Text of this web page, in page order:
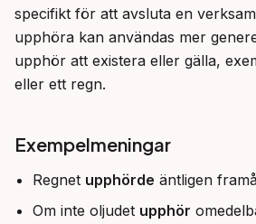
specifikt för att avsluta en
upphöra kan användas mer
upphör att existera eller gälla,
eller ett regn.
Exempelmeningar
Regnet upphörde äntligen
Om inte oljudet upphör